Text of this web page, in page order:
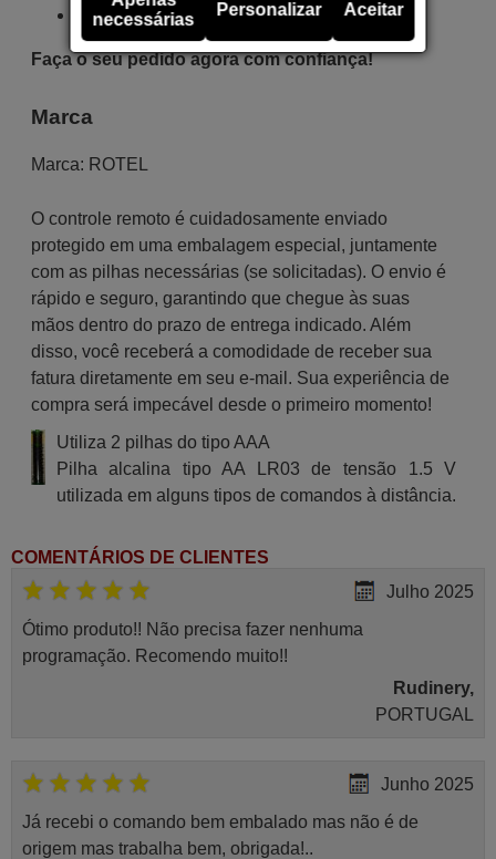
Certificado CE e RoHS
Faça o seu pedido agora com confiança!
Marca
Marca: ROTEL
O controle remoto é cuidadosamente enviado
protegido em uma embalagem especial, juntamente
com as pilhas necessárias (se solicitadas). O envio é
rápido e seguro, garantindo que chegue às suas
mãos dentro do prazo de entrega indicado. Além
disso, você receberá a comodidade de receber sua
fatura diretamente em seu e-mail. Sua experiência de
compra será impecável desde o primeiro momento!
Utiliza 2 pilhas do tipo AAA
Pilha alcalina tipo AA LR03 de tensão 1.5 V
utilizada em alguns tipos de comandos à distância.
COMENTÁRIOS DE CLIENTES
Julho 2025
Ótimo produto!! Não precisa fazer nenhuma
programação. Recomendo muito!!
Rudinery,
PORTUGAL
Junho 2025
Já recebi o comando bem embalado mas não é de
origem mas trabalha bem, obrigada!..
necessárias
Personalizar Aceitar